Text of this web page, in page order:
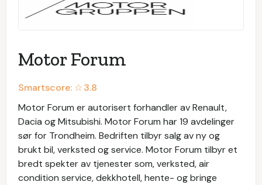
Motor Forum
Smartscore: ☆3.8
Motor Forum er autorisert forhandler av Renault,
Dacia og Mitsubishi. Motor Forum har 19 avdelinger
sør for Trondheim. Bedriften tilbyr salg av ny og
brukt bil, verksted og service. Motor Forum tilbyr et
bredt spekter av tjenester som, verksted, air
condition service, dekkhotell, hente- og bringe